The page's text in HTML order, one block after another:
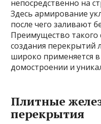
непосредственно на
Здесь армирование
после чего заливают
Преимущество такого
создания
широко применяется
домостроении и
Плитные
перекрытия